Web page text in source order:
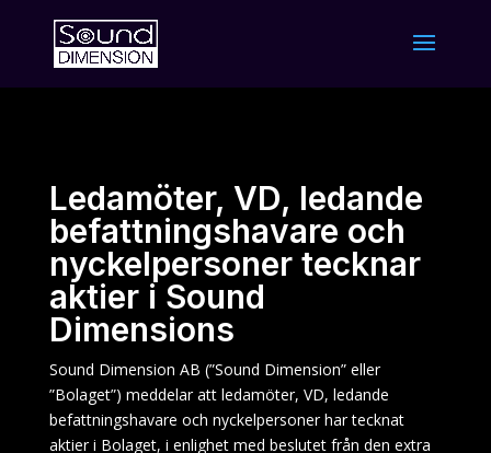
Ledamöter, VD, ledande
befattningshavare och
nyckelpersoner tecknar
aktier i Sound
Dimensions
Sound Dimension AB (”Sound Dimension” eller
”Bolaget”) meddelar att ledamöter, VD, ledande
befattningshavare och nyckelpersoner har tecknat
aktier i Bolaget, i enlighet med beslutet från den extra